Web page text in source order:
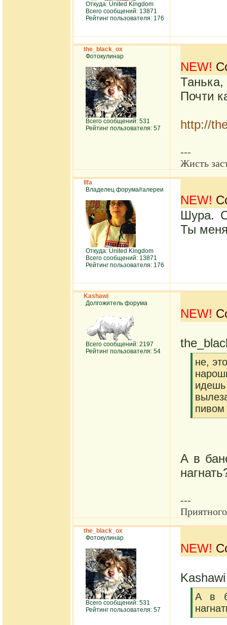
Откуда: United Kingdom
Всего сообщений: 13871
Рейтинг пользователя: 176
the_black_ox
Фотокулинар
Всего сообщений: 531
Рейтинг пользователя: 57
NEW!
Танька,
Почти
http://
---
Жисть
Ilfa
Владелец форума/галереи
Откуда: United Kingdom
Всего сообщений: 13871
Рейтинг пользователя: 176
NEW!
Шура.
Ты
Kashawi
Долгожитель форума
Всего сообщений: 2197
Рейтинг пользователя: 54
NEW!
не,
идешь
пивом
[/q]
А в
---
the_black_ox
Фотокулинар
Всего сообщений: 531
Рейтинг пользователя: 57
NEW!
[q]
А в
[/q]